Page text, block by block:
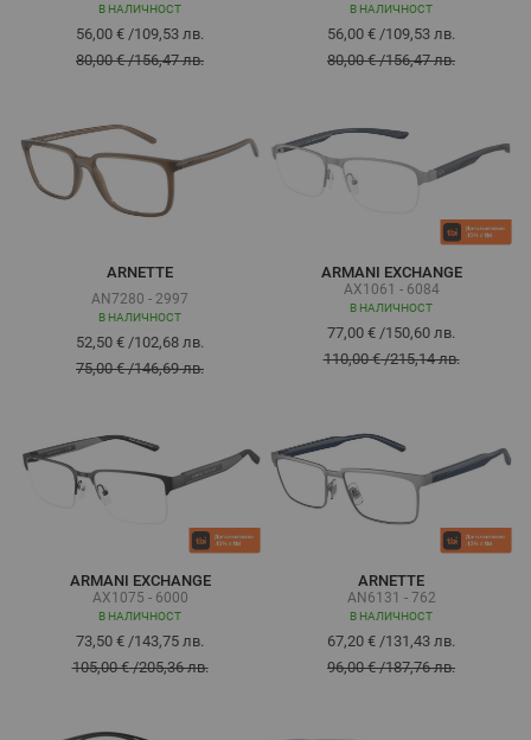
В НАЛИЧНОСТ
56,00 € /109,53 лв.
80,00 €/156,47 лв.
В НАЛИЧНОСТ
56,00 € /109,53 лв.
80,00 €/156,47 лв.
ARNETTE
AN7280 - 2997
В НАЛИЧНОСТ
52,50 € /102,68 лв.
75,00 €/146,69 лв.
ARMANI EXCHANGE
AX1061 - 6084
В НАЛИЧНОСТ
77,00 € /150,60 лв.
110,00 €/215,14 лв.
ARMANI EXCHANGE
AX1075 - 6000
В НАЛИЧНОСТ
73,50 € /143,75 лв.
105,00 €/205,36 лв.
ARNETTE
AN6131 - 762
В НАЛИЧНОСТ
67,20 € /131,43 лв.
96,00 €/187,76 лв.